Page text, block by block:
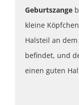
Geburtszange
kleine
Halsteil an
befindet, und
einen guten